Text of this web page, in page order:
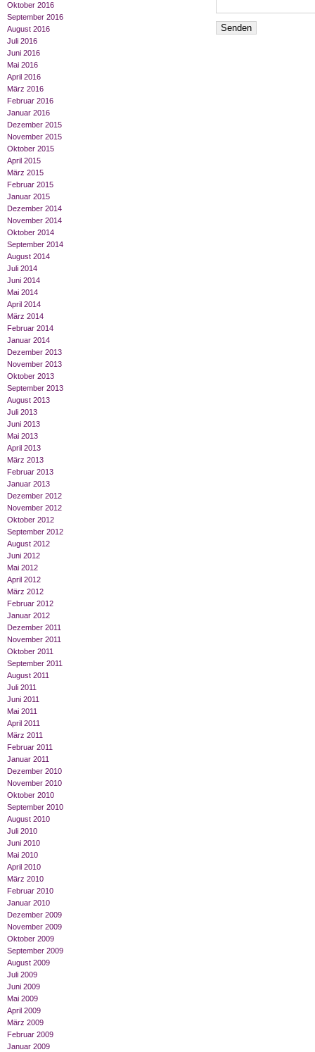
Oktober 2016
September 2016
August 2016
Juli 2016
Juni 2016
Mai 2016
April 2016
März 2016
Februar 2016
Januar 2016
Dezember 2015
November 2015
Oktober 2015
April 2015
März 2015
Februar 2015
Januar 2015
Dezember 2014
November 2014
Oktober 2014
September 2014
August 2014
Juli 2014
Juni 2014
Mai 2014
April 2014
März 2014
Februar 2014
Januar 2014
Dezember 2013
November 2013
Oktober 2013
September 2013
August 2013
Juli 2013
Juni 2013
Mai 2013
April 2013
März 2013
Februar 2013
Januar 2013
Dezember 2012
November 2012
Oktober 2012
September 2012
August 2012
Juni 2012
Mai 2012
April 2012
März 2012
Februar 2012
Januar 2012
Dezember 2011
November 2011
Oktober 2011
September 2011
August 2011
Juli 2011
Juni 2011
Mai 2011
April 2011
März 2011
Februar 2011
Januar 2011
Dezember 2010
November 2010
Oktober 2010
September 2010
August 2010
Juli 2010
Juni 2010
Mai 2010
April 2010
März 2010
Februar 2010
Januar 2010
Dezember 2009
November 2009
Oktober 2009
September 2009
August 2009
Juli 2009
Juni 2009
Mai 2009
April 2009
März 2009
Februar 2009
Januar 2009